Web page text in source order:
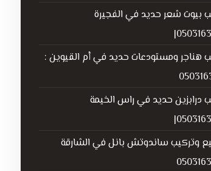
بيوت شعر حديد في الفجيرة
هناجر ومستودعات حديد في أم القيوين :
درابزين حديد في راس الخيمة
وتركيب ساندوتش بانل في الشارقة